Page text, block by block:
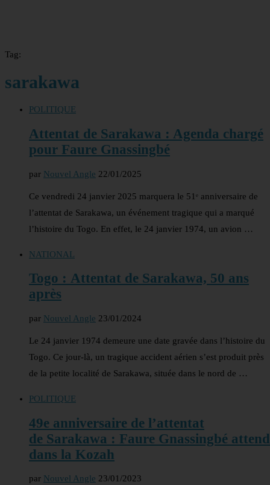
Tag:
sarakawa
POLITIQUE
Attentat de Sarakawa : Agenda chargé
pour Faure Gnassingbé
par Nouvel Angle 22/01/2025
Ce vendredi 24 janvier 2025 marquera le 51ᵉ anniversaire de
l’attentat de Sarakawa, un événement tragique qui a marqué
l’histoire du Togo. En effet, le 24 janvier 1974, un avion …
NATIONAL
Togo : Attentat de Sarakawa, 50 ans
après
par Nouvel Angle 23/01/2024
Le 24 janvier 1974 demeure une date gravée dans l’histoire du
Togo. Ce jour-là, un tragique accident aérien s’est produit près
de la petite localité de Sarakawa, située dans le nord de …
POLITIQUE
49e anniversaire de l’attentat
de Sarakawa : Faure Gnassingbé
dans la Kozah
par Nouvel Angle 23/01/2023